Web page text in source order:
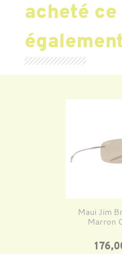
acheté
Maui Jim
Marron
Prix